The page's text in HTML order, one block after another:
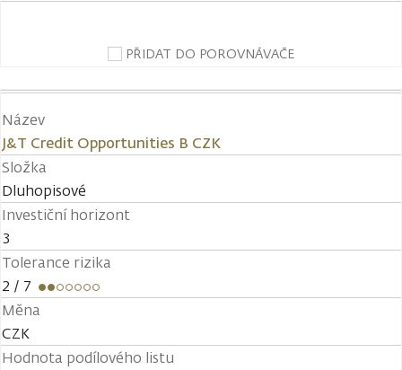
PŘIDAT DO POROVNÁVAČE
Název
J&T Credit Opportunities B CZK
Složka
Dluhopisové
Investiční horizont
3
Tolerance rizika
2 / 7
Měna
CZK
Hodnota podílového listu